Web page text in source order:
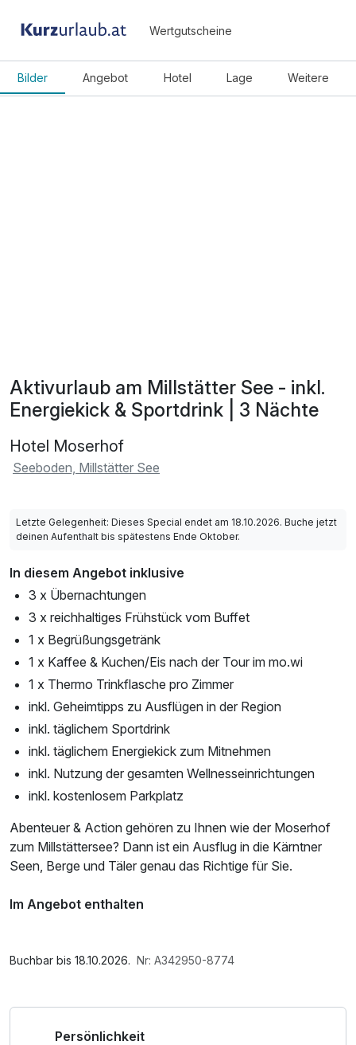
Wertgutscheine
Bilder Angebot Hotel Lage Weitere
Aktivurlaub am Millstätter See - inkl.
Energiekick & Sportdrink | 3 Nächte
Hotel Moserhof
Seeboden, Millstätter See
Letzte Gelegenheit: Dieses Special endet am 18.10.2026. Buche jetzt
deinen Aufenthalt bis spätestens Ende Oktober.
In diesem Angebot inklusive
3 x Übernachtungen
3 x reichhaltiges Frühstück vom Buffet
1 x Begrüßungsgetränk
1 x Kaffee & Kuchen/Eis nach der Tour im mo.wi
1 x Thermo Trinkflasche pro Zimmer
inkl. Geheimtipps zu Ausflügen in der Region
inkl. täglichem Sportdrink
inkl. täglichem Energiekick zum Mitnehmen
inkl. Nutzung der gesamten Wellnesseinrichtungen
inkl. kostenlosem Parkplatz
Abenteuer & Action gehören zu Ihnen wie der Moserhof
zum Millstättersee? Dann ist ein Ausflug in die Kärntner
Seen, Berge und Täler genau das Richtige für Sie.
Im Angebot enthalten
Nutzung des Wellnessbereichs, W-LAN Nutzung /
Buchbar bis 18.10.2026. Nr: A342950-8774
Persönlichkeit